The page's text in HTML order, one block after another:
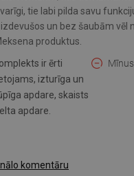
tie labi pilda savu
un bez šaubām vēl
produktus.
ir ērti
izturīga un
apdare, skaists
apdare.
komentāru